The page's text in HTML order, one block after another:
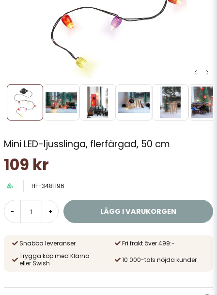
Mini LED-ljusslinga, flerfärgad, 50 cm
109 kr
HF-3481196
- + LÄGG I VARUKORGEN
Snabba leveranser
Fri frakt över 499:-
Trygga köp med Klarna
eller Swish
10 000-tals nöjda kunder